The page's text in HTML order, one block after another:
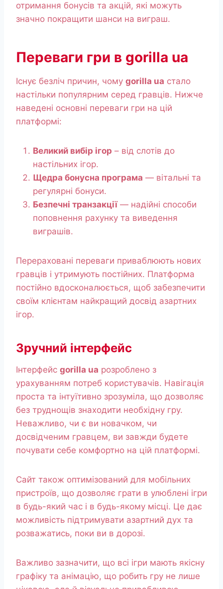
отримання бонусів та акцій, які можуть
значно покращити шанси на виграш.
Переваги гри в gorilla ua
Існує безліч причин, чому gorilla ua стало
настільки популярним серед гравців. Нижче
наведені основні переваги гри на цій
платформі:
Великий вибір ігор – від слотів до
настільних ігор.
Щедра бонусна програма — вітальні та
регулярні бонуси.
Безпечні транзакції— надійні способи
поповнення рахунку та виведення
виграшів.
Перераховані переваги приваблюють нових
гравців і утримують постійних. Платформа
постійно вдосконалюється, щоб забезпечити
своїм клієнтам найкращий досвід азартних
ігор.
Зручний інтерфейс
Інтерфейс gorilla ua розроблено з
урахуванням потреб користувачів. Навігація
проста та інтуїтивно зрозуміла, що дозволяє
без труднощів знаходити необхідну гру.
Неважливо, чи є ви новачком, чи
досвідченим гравцем, ви завжди будете
почувати себе комфортно на цій платформі.
Сайт також оптимізований для мобільних
пристроїв, що дозволяє грати в улюблені ігри
в будь-який час і в будь-якому місці. Це дає
можливість підтримувати азартний дух та
розважатись, поки ви в дорозі.
Важливо зазначити, що всі ігри мають якісну
графіку та анімацію, що робить гру не лише